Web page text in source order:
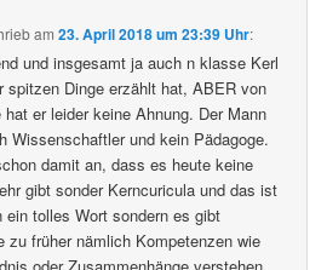
am23. April 2018 um 23:39 Uhr:
und insgesamt ja auch n klasse Kerl
spitzen Dinge erzählt hat, ABER von
hat er leider keine Ahnung. Der Mann
Wissenschaftler und kein Pädagoge.
damit an, dass es heute keine
gibt sonder Kerncuricula und das ist
ein tolles Wort sondern es gibt
zu früher nämlich Kompetenzen wie